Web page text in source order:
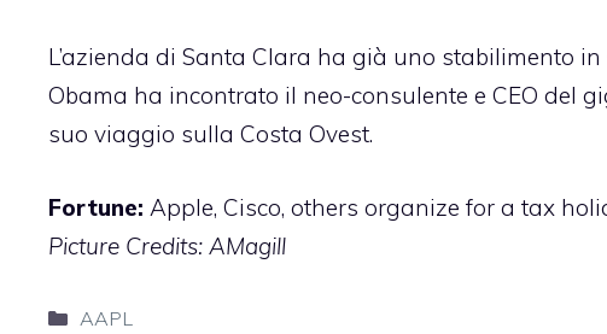
L’azienda di Santa Clara ha già uno stabilimento
Obama ha incontrato il neo-consulente e CEO del
suo viaggio sulla Costa Ovest.
Fortune: Apple, Cisco, others organize for a tax
Picture Credits: AMagill
Categorie
AAPL